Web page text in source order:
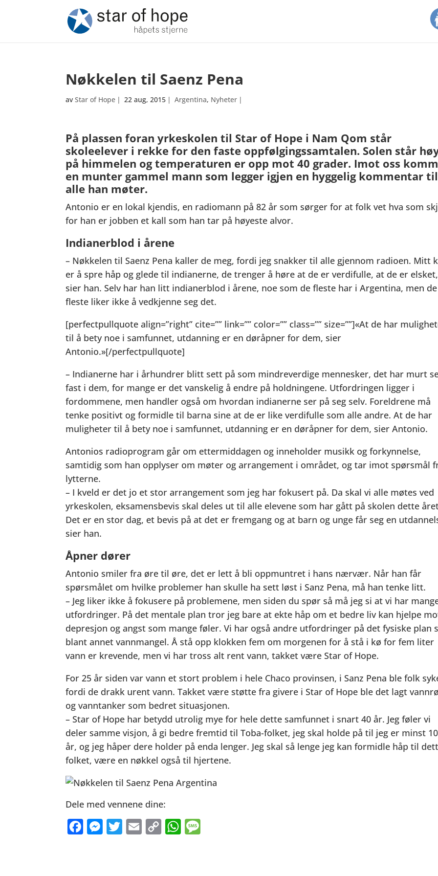
Nøkkelen til Saenz Pena
avStar of Hope | 22 aug, 2015 | Argentina, Nyheter |
På plassen foran yrkeskolen til Star of Hope i Nam Qom står
skoleelever i rekke for den faste oppfølgingssamtalen. Solen står
på himmelen og temperaturen er opp mot 40 grader. Imot oss
en munter gammel mann som legger igjen en hyggelig kommentar til
alle han møter.
Antonio er en lokal kjendis, en radiomann på 82 år som sørger for at folk vet hva som
for han er jobben et kall som han tar på høyeste alvor.
Indianerblod i årene
– Nøkkelen til Saenz Pena kaller de meg, fordi jeg snakker til alle gjennom radioen. Mitt
er å spre håp og glede til indianerne, de trenger å høre at de er verdifulle, at de er elsket,
sier han. Selv har han litt indianerblod i årene, noe som de fleste har i Argentina, men de
fleste liker ikke å vedkjenne seg det.
[perfectpullquote align=”right” cite=”” link=”” color=”” class=”” size=””]«At de har
til å bety noe i samfunnet, utdanning er en døråpner for dem, sier
Antonio.»[/perfectpullquote]
– Indianerne har i århundrer blitt sett på som mindreverdige mennesker, det har murt
fast i dem, for mange er det vanskelig å endre på holdningene. Utfordringen ligger i
fordommene, men handler også om hvordan indianerne ser på seg selv. Foreldrene må
tenke positivt og formidle til barna sine at de er like verdifulle som alle andre. At de har
muligheter til å bety noe i samfunnet, utdanning er en døråpner for dem, sier Antonio.
Antonios radioprogram går om ettermiddagen og inneholder musikk og forkynnelse,
samtidig som han opplyser om møter og arrangement i området, og tar imot spørsmål
lytterne.
– I kveld er det jo et stor arrangement som jeg har fokusert på. Da skal vi alle møtes ved
yrkeskolen, eksamensbevis skal deles ut til alle elevene som har gått på skolen dette
Det er en stor dag, et bevis på at det er fremgang og at barn og unge får seg en
sier han.
Åpner dører
Antonio smiler fra øre til øre, det er lett å bli oppmuntret i hans nærvær. Når han får
spørsmålet om hvilke problemer han skulle ha sett løst i Sanz Pena, må han tenke litt.
– Jeg liker ikke å fokusere på problemene, men siden du spør så må jeg si at vi har
utfordringer. På det mentale plan tror jeg bare at ekte håp om et bedre liv kan hjelpe
depresjon og angst som mange føler. Vi har også andre utfordringer på det fysiske plan
blant annet vannmangel. Å stå opp klokken fem om morgenen for å stå i kø for fem liter
vann er krevende, men vi har tross alt rent vann, takket være Star of Hope.
For 25 år siden var vann et stort problem i hele Chaco provinsen, i Sanz Pena ble folk
fordi de drakk urent vann. Takket være støtte fra givere i Star of Hope ble det lagt
og vanntanker som bedret situasjonen.
– Star of Hope har betydd utrolig mye for hele dette samfunnet i snart 40 år. Jeg føler vi
deler samme visjon, å gi bedre fremtid til Toba-folket, jeg skal holde på til jeg er minst
år, og jeg håper dere holder på enda lenger. Jeg skal så lenge jeg kan formidle håp til
folket, være en nøkkel også til hjertene.
Dele med vennene dine:
F M T E C W